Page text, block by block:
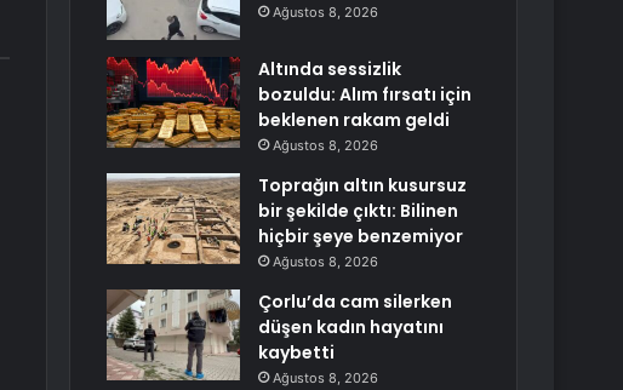
Ağustos 8, 2026
Altında sessizlik
bozuldu: Alım fırsatı için
beklenen rakam geldi
Ağustos 8, 2026
Toprağın altın kusursuz
bir şekilde çıktı: Bilinen
hiçbir şeye benzemiyor
Ağustos 8, 2026
Çorlu’da cam silerken
düşen kadın hayatını
kaybetti
Ağustos 8, 2026